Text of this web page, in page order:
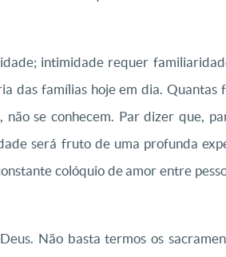
intimidade requer
das famílias hoje em dia. Quantas
se conhecem. Par dizer que,
será fruto de uma profunda
colóquio de amor entre
Não basta termos os